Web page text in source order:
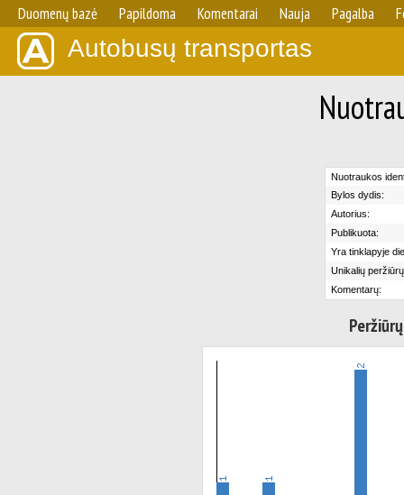
Duomenų bazė Papildoma Komentarai Nauja Pagalba
Autobusų transportas
Nuotraukos
Bylos dydis:
Autorius:
Publikuota:
Yra tinklapyje
Unikalių
Komentarų: